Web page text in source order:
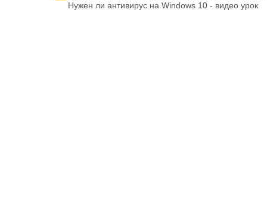
Нужен ли антивирус на Windows 10 - видео урок